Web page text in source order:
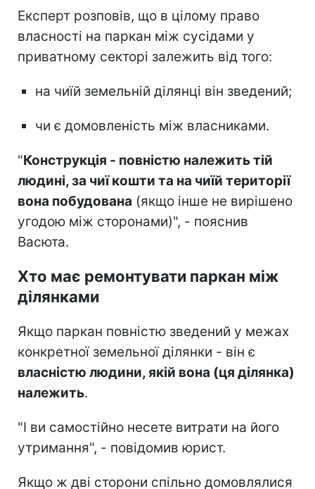
Експерт розповів, що в цілому право
власності на паркан між сусідами у
приватному секторі залежить від того:
на чиїй земельній ділянці він зведений;
чи є домовленість між власниками.
"Конструкція - повністю належить тій
людині, за чиї кошти та на чиїй території
вона побудована (якщо інше не вирішено
угодою між сторонами)", - пояснив
Васюта.
Хто має ремонтувати паркан між
ділянками
Якщо паркан повністю зведений у межах
конкретної земельної ділянки - він є
власністю людини, якій вона (ця ділянка)
належить.
"І ви самостійно несете витрати на його
утримання", - повідомив юрист.
Якщо ж дві сторони спільно домовлялися